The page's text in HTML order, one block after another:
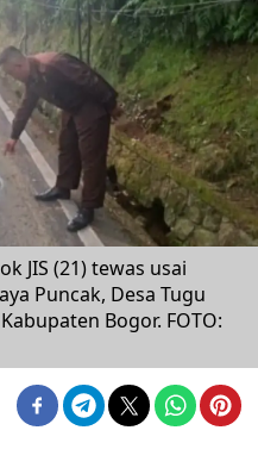
JIS (21) tewas usai
Puncak, Desa Tugu
Bogor. FOTO: